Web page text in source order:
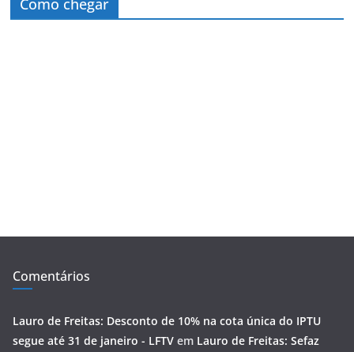
Como chegar
Comentários
Lauro de Freitas: Desconto de 10% na cota única do IPTU
segue até 31 de janeiro - LFTV em Lauro de Freitas: Sefaz